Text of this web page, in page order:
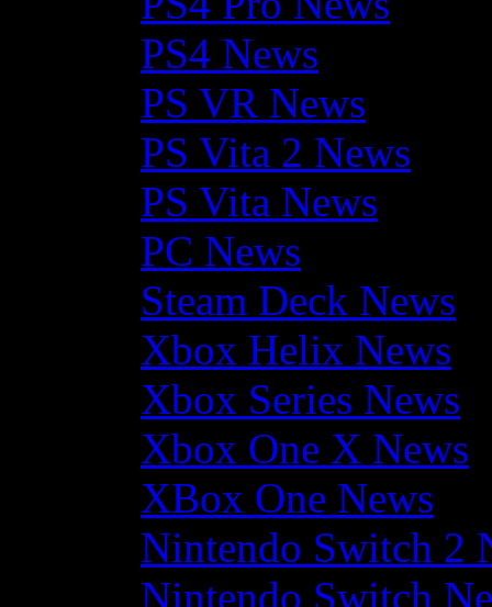
PS4 News
PS VR News
PS Vita 2 News
PS Vita News
PC News
Steam Deck News
Xbox Helix News
Xbox Series News
Xbox One X News
XBox One News
Nintendo Switch 2
Nintendo Switch